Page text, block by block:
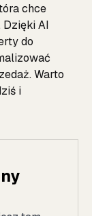
chce
Dzięki AI
do
Warto
i